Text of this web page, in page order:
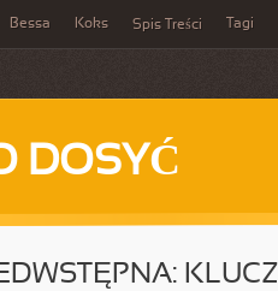
Bessa Koks Spis Treści Tagi
DOSYĆ